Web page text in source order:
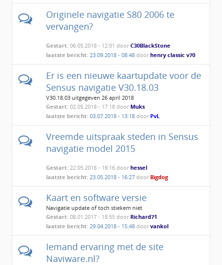
Originele navigatie S80 2006 te
vervangen?
Gestart: 06.05.2018 - 12:01 doorC30BlackStone
laatste bericht: 23.09.2018 - 08:48doorhenry classic v70
Er is een nieuwe kaartupdate voor de
Sensus navigatie V30.18.03
V30.18.03 uitgegeven 26 april 2018
Gestart: 02.05.2018 - 17:18 door Muks
laatste bericht: 03.07.2018 - 13:18door PvL
Vreemde uitspraak steden in Sensus
navigatie model 2015
Gestart: 22.05.2018 - 19:16 doorhessel
laatste bericht: 23.05.2018 - 16:27door Bigdog
Kaart en software versie
Navigatie update of toch stiekem niet
Gestart: 08.01.2017 - 18:55 door Richard71
laatste bericht: 29.04.2018 - 15:48doorvankol
Iemand ervaring met de site
Naviware.nl?